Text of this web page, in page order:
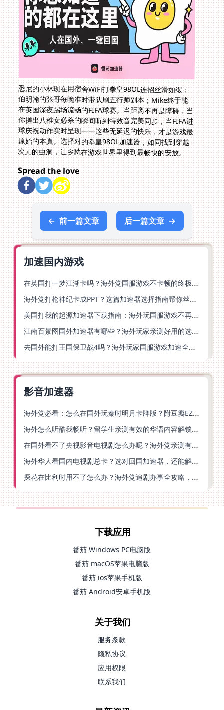
悉尼的小林现在用宿舍WiFi打拳皇98OL连招丝滑如缎；
伯明翰的张哥每晚准时带队刷五行师副本；Mike终于能
在英国深夜踢场流畅的FIFA球赛。当距离不再是障碍，当
你搓出八稚女必杀的瞬间听到特效音完美同步，当FIFA进
球庆祝动作实时呈现——这些无延迟的快乐，才是游戏最
原始的本真。选择对的拳皇98OL加速器，如同找到穿越
次元的虫洞，让乡愁在游戏世界里得到最畅快的安放。
Spread the love
← 前一篇文章 后一篇文章 →
加速国内游戏
在英国打一梦江湖卡吗？海外党国服游戏不卡顿的终极解法
海外党打枪神纪卡成PPT？这篇加速器选择指南帮你丝滑上分
美国打我的起源加速器下载指南：海外玩国服游戏不再卡的终极方案
江南百景图国外加速器有哪些？海外玩家亲测好用的选择与避坑指南
去国外能打王国保卫战4吗？海外玩家国服游戏加速全攻略（附公主连结幻想江湖实测）
影音加速器
海外党必看：怎么在国外玩秦时明月卡牌版？附豆瓣EZCast地区限制破解法
海外怎么听酷我畅听？留学生亲测有效的华语内容解锁指南
在国外看不了央视影音电视剧怎么办呢？海外党亲测有效的回国加速方案
海外华人看国内电视剧总卡？选对回国加速器，还能解决菲律宾打不开反诈中心的问题
探花在比利时用不了怎么办？海外党追剧办事全攻略，选对加速器就够了
下载应用
番茄 Windows PC电脑版
番茄 macOS苹果电脑版
番茄 ios苹果手机版
番茄 Android安卓手机版
关于我们
服务条款
隐私协议
应用权限
联系我们